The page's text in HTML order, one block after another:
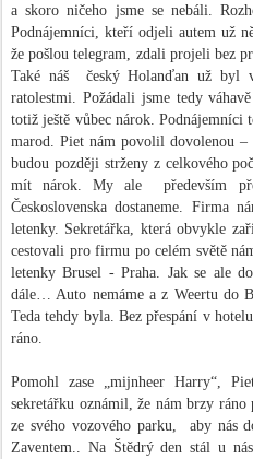
a skoro ničeho jsme se nebáli.
Podnájemníci, kteří odjeli autem už
že pošlou telegram, zdali projeli bez
Také náš
český Holanďan už byl
ratolestmi. Požádali jsme tedy váhavě
totiž ještě vůbec nárok.
marod. Piet nám povolil dovolenou
budou později strženy z celkového
mít nárok. My ale
především
Československa dostaneme. Firma
letenky. Sekretářka, která obvykle
cestovali pro firmu po celém světě
letenky Brusel - Praha. Jak se ale
dále… Auto nemáme a z Weertu do
Teda tehdy byla. Bez přespání v
ráno.
Pomohl zase „mijnheer Harry“,
sekretářku oznámil, že nám brzy ráno
ze svého vozového parku,
aby nás
Zaventem.. Na Štědrý den stál u